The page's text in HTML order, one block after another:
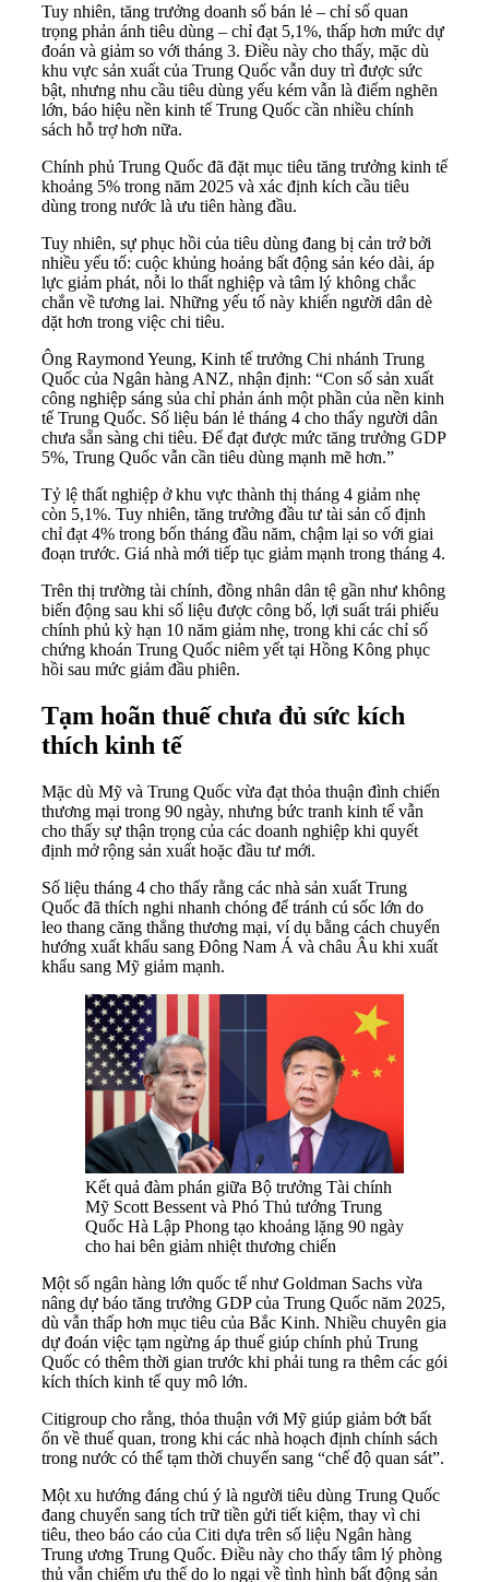
Tuy nhiên, tăng trưởng doanh số bán lẻ – chỉ số quan
trọng phản ánh tiêu dùng – chỉ đạt 5,1%, thấp hơn mức dự
đoán và giảm so với tháng 3. Điều này cho thấy, mặc dù
khu vực sản xuất của Trung Quốc vẫn duy trì được sức
bật, nhưng nhu cầu tiêu dùng yếu kém vẫn là điểm nghẽn
lớn, báo hiệu nền kinh tế Trung Quốc cần nhiều chính
sách hỗ trợ hơn nữa.
Chính phủ Trung Quốc đã đặt mục tiêu tăng trưởng kinh tế
khoảng 5% trong năm 2025 và xác định kích cầu tiêu
dùng trong nước là ưu tiên hàng đầu.
Tuy nhiên, sự phục hồi của tiêu dùng đang bị cản trở bởi
nhiều yếu tố: cuộc khủng hoảng bất động sản kéo dài, áp
lực giảm phát, nỗi lo thất nghiệp và tâm lý không chắc
chắn về tương lai. Những yếu tố này khiến người dân dè
dặt hơn trong việc chi tiêu.
Ông Raymond Yeung, Kinh tế trưởng Chi nhánh Trung
Quốc của Ngân hàng ANZ, nhận định: “Con số sản xuất
công nghiệp sáng sủa chỉ phản ánh một phần của nền kinh
tế Trung Quốc. Số liệu bán lẻ tháng 4 cho thấy người dân
chưa sẵn sàng chi tiêu. Để đạt được mức tăng trưởng GDP
5%, Trung Quốc vẫn cần tiêu dùng mạnh mẽ hơn.”
Tỷ lệ thất nghiệp ở khu vực thành thị tháng 4 giảm nhẹ
còn 5,1%. Tuy nhiên, tăng trưởng đầu tư tài sản cố định
chỉ đạt 4% trong bốn tháng đầu năm, chậm lại so với giai
đoạn trước. Giá nhà mới tiếp tục giảm mạnh trong tháng 4.
Trên thị trường tài chính, đồng nhân dân tệ gần như không
biến động sau khi số liệu được công bố, lợi suất trái phiếu
chính phủ kỳ hạn 10 năm giảm nhẹ, trong khi các chỉ số
chứng khoán Trung Quốc niêm yết tại Hồng Kông phục
hồi sau mức giảm đầu phiên.
Tạm hoãn thuế chưa đủ sức kích
thích kinh tế
Mặc dù Mỹ và Trung Quốc vừa đạt thỏa thuận đình chiến
thương mại trong 90 ngày, nhưng bức tranh kinh tế vẫn
cho thấy sự thận trọng của các doanh nghiệp khi quyết
định mở rộng sản xuất hoặc đầu tư mới.
Số liệu tháng 4 cho thấy rằng các nhà sản xuất Trung
Quốc đã thích nghi nhanh chóng để tránh cú sốc lớn do
leo thang căng thẳng thương mại, ví dụ bằng cách chuyển
hướng xuất khẩu sang Đông Nam Á và châu Âu khi xuất
khẩu sang Mỹ giảm mạnh.
Kết quả đàm phán giữa Bộ trưởng Tài chính
Mỹ Scott Bessent và Phó Thủ tướng Trung
Quốc Hà Lập Phong tạo khoảng lặng 90 ngày
cho hai bên giảm nhiệt thương chiến
Một số ngân hàng lớn quốc tế như Goldman Sachs vừa
nâng dự báo tăng trưởng GDP của Trung Quốc năm 2025,
dù vẫn thấp hơn mục tiêu của Bắc Kinh. Nhiều chuyên gia
dự đoán việc tạm ngừng áp thuế giúp chính phủ Trung
Quốc có thêm thời gian trước khi phải tung ra thêm các gói
kích thích kinh tế quy mô lớn.
Citigroup cho rằng, thỏa thuận với Mỹ giúp giảm bớt bất
ổn về thuế quan, trong khi các nhà hoạch định chính sách
trong nước có thể tạm thời chuyển sang “chế độ quan sát”.
Một xu hướng đáng chú ý là người tiêu dùng Trung Quốc
đang chuyển sang tích trữ tiền gửi tiết kiệm, thay vì chi
tiêu, theo báo cáo của Citi dựa trên số liệu Ngân hàng
Trung ương Trung Quốc. Điều này cho thấy tâm lý phòng
thủ vẫn chiếm ưu thế do lo ngại về tình hình bất động sản